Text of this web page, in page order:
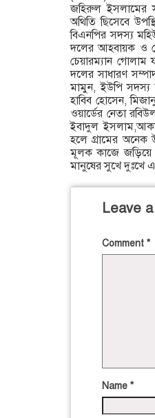
জহিরুল ইসলামের
অথিতি ছিসেবে
বিএনপির সদস্য
দলের আহবায়ক ও
চেয়ারম্যান
দলের সাধারণ
মামুন, ইউপি সদস্য
হাবিব হোসেন,
ওয়ার্ডের নেতা
ইবাদুল
হলে গ্রামের অনেক
মূলক কাজে জড়িয়ে
মানুষের সুখে দুঃখে
Leave
Comment *
Name *